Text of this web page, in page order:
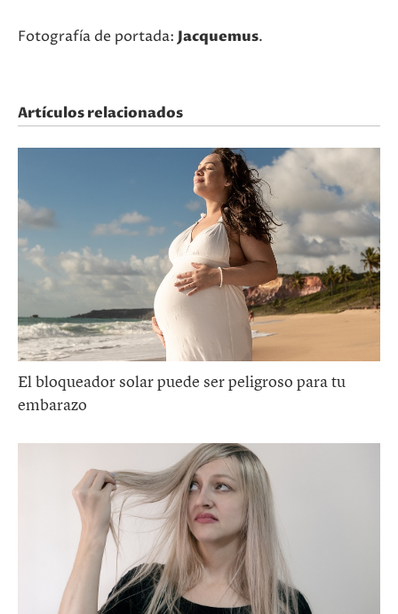
Fotografía de portada: Jacquemus.
Artículos relacionados
El bloqueador solar puede ser peligroso para tu
embarazo